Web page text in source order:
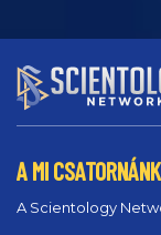
A MI CSATORNÁNK
A Scientology